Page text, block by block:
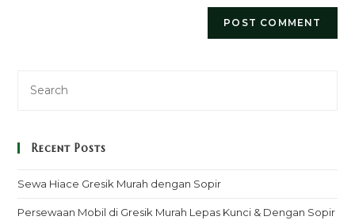
Recent Posts
Sewa Hiace Gresik Murah dengan Sopir
Persewaan Mobil di Gresik Murah Lepas Kunci & Dengan Sopir